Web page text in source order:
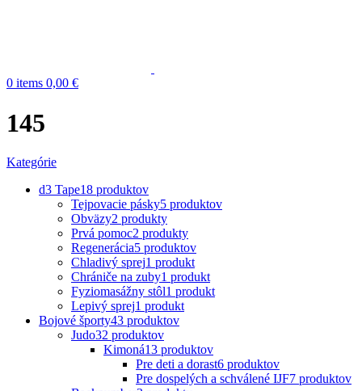
0 items 0,00 €
145
Kategórie
d3 Tape18 produktov
Tejpovacie pásky5 produktov
Obväzy2 produkty
Prvá pomoc2 produkty
Regenerácia5 produktov
Chladivý sprej1 produkt
Chrániče na zuby1 produkt
Fyziomasážny stôl1 produkt
Lepivý sprej1 produkt
Bojové športy43 produktov
Judo32 produktov
Kimoná13 produktov
Pre deti a dorast6 produktov
Pre dospelých a schválené IJF7 produktov